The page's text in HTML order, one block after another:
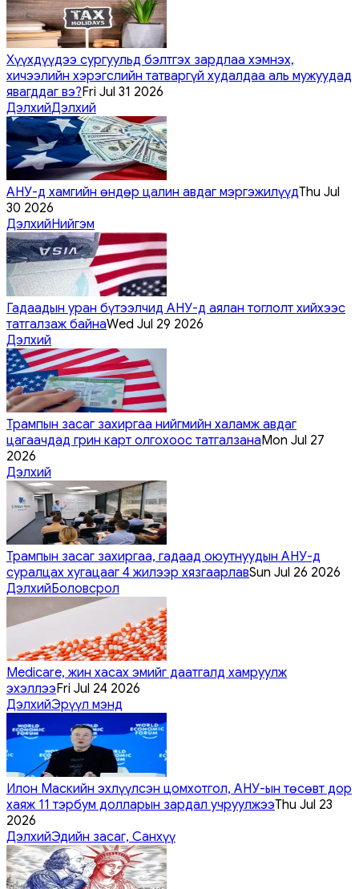
Хүүхдүүдээ сургуульд бэлтгэх зардлаа хэмнэх,
хичээлийн хэрэгслийн татваргүй худалдаа аль мужуудад
явагддаг вэ?Fri Jul 31 2026
ДэлхийДэлхий
АНУ-д хамгийн өндөр цалин авдаг мэргэжилүүдThu Jul
30 2026
ДэлхийНийгэм
Гадаадын уран бүтээлчид АНУ-д аялан тоглолт хийхээс
татгалзаж байнаWed Jul 29 2026
Дэлхий
Трампын засаг захиргаа нийгмийн халамж авдаг
цагаачдад грин карт олгохоос татгалзанаMon Jul 27
2026
Дэлхий
Трампын засаг захиргаа, гадаад оюутнуудын АНУ-д
суралцах хугацааг 4 жилээр хязгаарлавSun Jul 26 2026
ДэлхийБоловсрол
Medicare, жин хасах эмийг даатгалд хамруулж
эхэллээFri Jul 24 2026
ДэлхийЭрүүл мэнд
Илон Маскийн эхлүүлсэн цомхотгол, АНУ-ын төсөвт дор
хаяж 11 тэрбум долларын зардал учруулжээThu Jul 23
2026
ДэлхийЭдийн засаг, Санхүү